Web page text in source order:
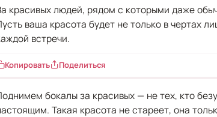
красивых людей, рядом с которыми даже
ваша красота будет не только в чертах
встречи.
Копировать Поделиться
бокалы за красивых — не тех, кто
Такая красота не стареет, она